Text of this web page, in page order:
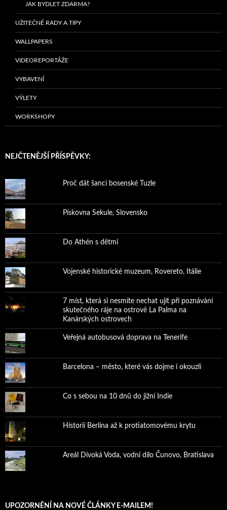
JAK BYDLET ZDARMA?
UŽITEČNÉ RADY A TIPY
WALLPAPERS
VIDEOREPORTÁŽE
VYBAVENÍ
VÝLETY
WORKSHOPY
NEJČTENĚJŠÍ PŘÍSPĚVKY:
Proč dát šanci bosenské Tuzle
Pískovna Sekule, Slovensko
Do Athén s dětmi
Vojenské historické muzeum, Rovereto, Itálie
7 míst, která si nesmíte nechat ujít při poznávání
skutečného ráje na ostrově La Palma na
Kanárských ostrovech
Veřejná autobusová doprava na Tenerife
Barcelona – město, které vás dojme i okouzlí
Co s sebou na 10 dnů do jižní Indie
Historií Berlína až k protiatomovému krytu
Areál Divoká Voda, vodní dílo Čunovo, Bratislava
UPOZORNĚNÍ NA NOVÉ ČLÁNKY E-MAILEM!